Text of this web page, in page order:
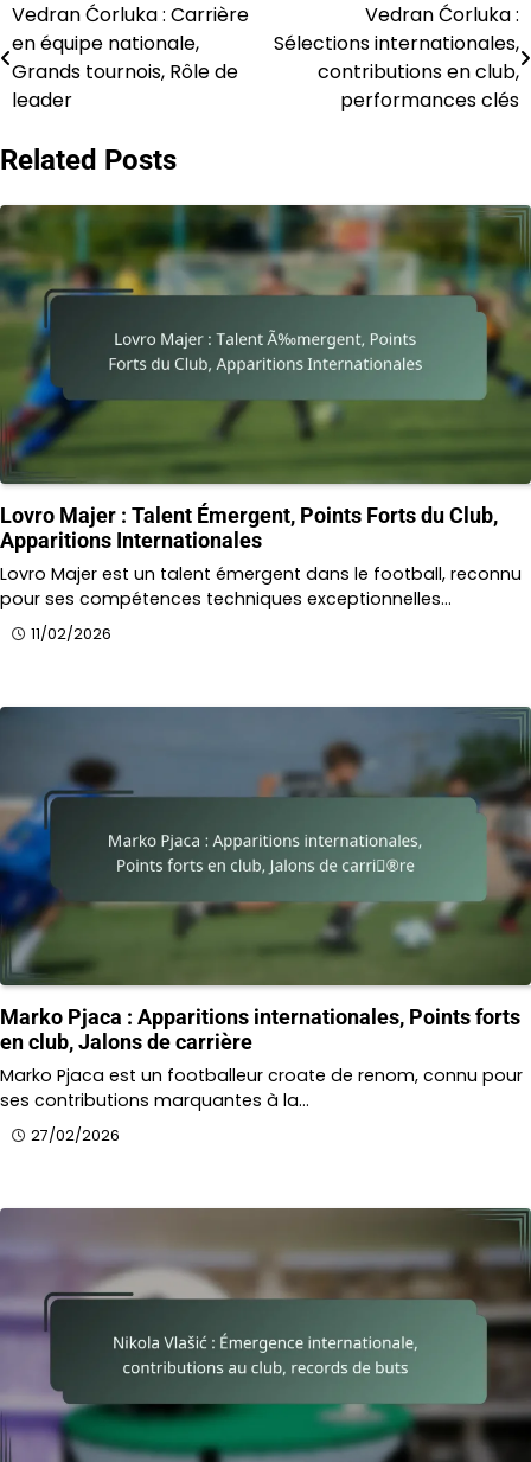
Post
navigation
Vedran Ćorluka : Carrière
en équipe nationale,
Grands tournois, Rôle de
leader
Vedran Ćorluka :
Sélections internationales,
contributions en club,
performances clés
Related Posts
Lovro Majer : Talent Émergent, Points Forts du Club,
Apparitions Internationales
Lovro Majer est un talent émergent dans le football, reconnu
pour ses compétences techniques exceptionnelles…
11/02/2026
Marko Pjaca : Apparitions internationales, Points forts
en club, Jalons de carrière
Marko Pjaca est un footballeur croate de renom, connu pour
ses contributions marquantes à la…
27/02/2026